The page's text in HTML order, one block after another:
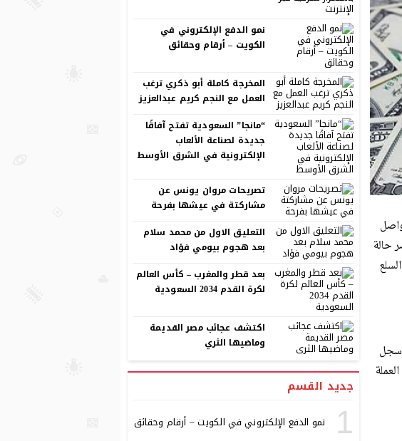
حالة
بعض السلع
وبينما سجل
نمو الدفع الإلكتروني في
الكويت – أرقام وحقائق
المخرجة كاملة أبو ذكري ترغب
العمل مع النجم كريم عبدالعزيز
“مانجا” السعودية تفتح آفاقًا
جديدة لصناعة الألعاب
الإلكترونية في الشرق الأوسط
تصريحات مروان يونس عن
مشاركتة في عيشها بفرحة
التعليق الاول من محمد سلام
بعد هجوم بيومي فؤاد
بعد قطر والمغرب – كأس العالم
لكرة القدم 2034 السعودية
اكتشف عجائب مصر القديمة
وماضيها الثري
جديد القسم
1 نمو الدفع الإلكتروني في الكويت – أرقام وحقائق